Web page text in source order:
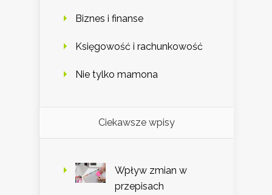
Biznes i finanse
Księgowość i rachunkowość
Nie tylko mamona
Ciekawsze wpisy
Wpływ zmian w
przepisach